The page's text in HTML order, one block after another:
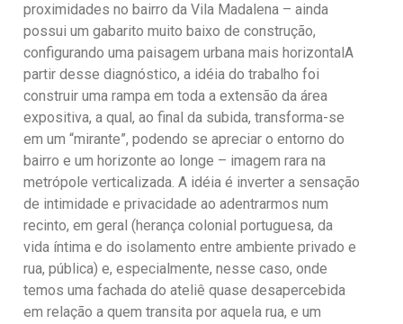
proximidades no bairro da Vila Madalena – ainda
possui um gabarito muito baixo de construção,
configurando uma paisagem urbana mais horizontalA
partir desse diagnóstico, a idéia do trabalho foi
construir uma rampa em toda a extensão da área
expositiva, a qual, ao final da subida, transforma-se
em um “mirante”, podendo se apreciar o entorno do
bairro e um horizonte ao longe – imagem rara na
metrópole verticalizada. A idéia é inverter a sensação
de intimidade e privacidade ao adentrarmos num
recinto, em geral (herança colonial portuguesa, da
vida íntima e do isolamento entre ambiente privado e
rua, pública) e, especialmente, nesse caso, onde
temos uma fachada do ateliê quase desapercebida
em relação a quem transita por aquela rua, e um